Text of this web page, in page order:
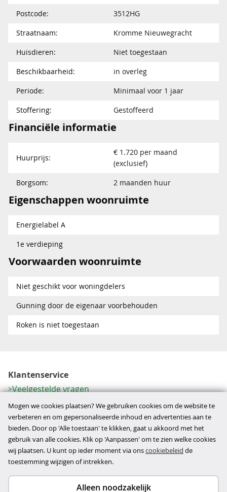
Postcode:
3512HG
Straatnaam:
Kromme Nieuwegracht
Huisdieren:
Niet toegestaan
Beschikbaarheid:
in overleg
Periode:
Minimaal voor 1 jaar
Stoffering:
Gestoffeerd
Financiële informatie
Huurprijs:
€ 1.720 per maand
(exclusief)
Borgsom:
2 maanden huur
Eigenschappen woonruimte
Energielabel A
1e verdieping
Voorwaarden woonruimte
Niet geschikt voor woningdelers
Gunning door de eigenaar voorbehouden
Roken is niet toegestaan
Klantenservice
Veelgestelde vragen
Contactformulier
Herroeping
Over ons
Bedrijfsgegevens
Werkwijze
Mogen we cookies plaatsen? We gebruiken cookies om de website te
verbeteren en om gepersonaliseerde inhoud en advertenties aan te
bieden. Door op 'Alle toestaan' te klikken, gaat u akkoord met het
gebruik van alle cookies. Klik op 'Aanpassen' om te zien welke cookies
wij plaatsen. U kunt op ieder moment via onscookiebeleid de
toestemming wijzigen of intrekken.
Alleen noodzakelijk